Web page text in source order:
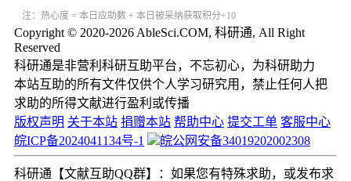
注：热心度 = 本日应助数 + 本日被采纳获取积分÷10
Copyright © 2020-2026 AbleSci.COM, 科研通, All Right
Reserved
科研通是非营利科研互助平台，不忘初心，为科研助力
本站互助的所有文件仅供个人学习研究用，禁止任何人把
求助的所得文献进行盈利或传播
版权声明 关于本站 捐赠本站 帮助中心 提交工单 客服中心
皖ICP备2024041134号-1
皖公网安备34019202002308
科研通【文献互助QQ群】：如果您有特殊求助，或发布求